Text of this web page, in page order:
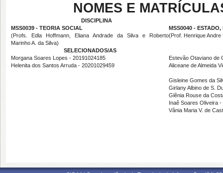
NOMES E
DISCIPLINA
MSS0039 - TEORIA SOCIAL
(Profs. Edla Hoffmann, Eliana Andrade da Silva e Roberto
Marinho A. da Silva)
MSS0040 -
(Prof. Henrique Andre
SELECIONADOS/AS
Morgana Soares Lopes - 20191024185
Estevão Otaviano de
Helenita dos Santos Arruda - 20201029459
Aliceane de Almeida
Gisleine Gomes da
Girlany Albino de S.
Glênia Rouse da
Inaê Soares Oliveira
Vânia Maria V. de